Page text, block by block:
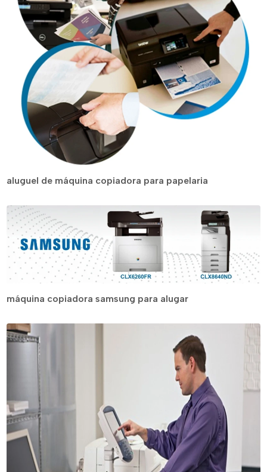
aluguel de máquina copiadora para papelaria
máquina copiadora samsung para alugar